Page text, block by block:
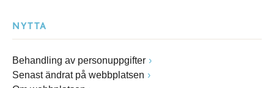
NYTTA
Behandling av personuppgifter
Senast ändrat på webbplatsen